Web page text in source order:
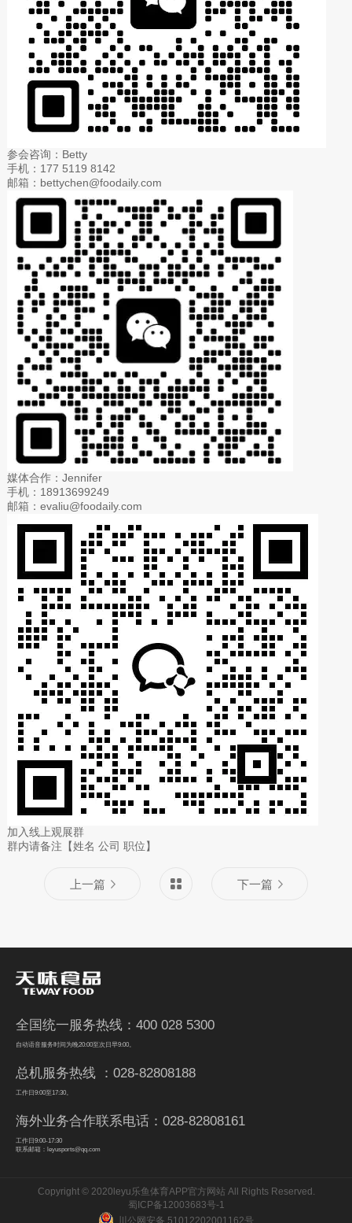
参会咨询：Betty
手机：177 5119 8142
邮箱：bettychen@foodaily.com
媒体合作：Jennifer
手机：18913699249
邮箱：evaliu@foodaily.com
加入线上观展群
群内请备注【姓名 公司 职位】
上一篇 下一篇
全国统一服务热线：400 028 5300
自动语音服务时间为晚20:00至次日早9:00。
总机服务热线 ：028-82808188
工作日9:00至17:30。
海外业务合作联系电话：028-82808161
工作日9:00-17:30
联系邮箱：leyusports@qq.com
Copyright © 2020leyu乐鱼体育APP官方网站 All Rights Reserved.
蜀ICP备12003683号-1